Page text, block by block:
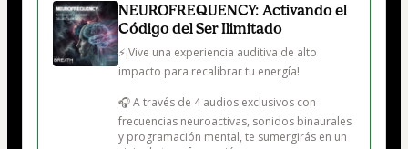
NEUROFREQUENCY: Activando el
Código del Ser Ilimitado
⚡¡Vive una experiencia auditiva de alto
impacto para recalibrar tu energía!
🎧 A través de 4 audios exclusivos con
frecuencias neuroactivas, sonidos binaurales
y programación mental, te sumergirás en un